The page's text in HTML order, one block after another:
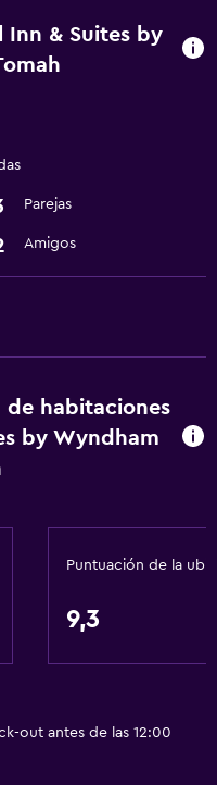
Inn & Suites by
Parejas
Amigos
de habitaciones
by Wyndham
Puntuación de la
9,3
out antes de las 12:00